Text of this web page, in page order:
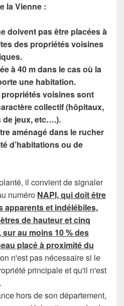
la Vienne :
doivent pas être placées à
des propriétés voisines
à 40 m dans le cas où la
une habitation.
propriétés voisines sont
collectif (hôpitaux,
de jeux, etc….).
aménagé dans le rucher
d’habitations ou de
il convient de signaler
numéro NAPI, qui doit être
apparents et indélébiles,
de hauteur et cinq
au moins 10 % des
placé à proximité du
n'est pas nécessaire si le
principale et qu'il n'est
hors de son département,